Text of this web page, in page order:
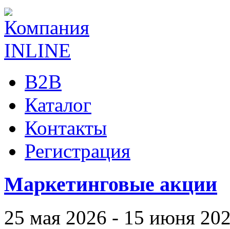
B2B
Каталог
Контакты
Регистрация
Маркетинговые акции
25 мая 2026 - 15 июня